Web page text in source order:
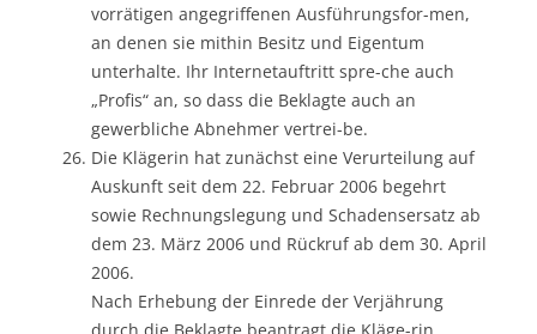
vorrätigen angegriffenen Ausführungsfor-men,
an denen sie mithin Besitz und Eigentum
unterhalte. Ihr Internetauftritt spre-che auch
„Profis“ an, so dass die Beklagte auch an
gewerbliche Abnehmer vertrei-be.
Die Klägerin hat zunächst eine Verurteilung auf
Auskunft seit dem 22. Februar 2006 begehrt
sowie Rechnungslegung und Schadensersatz ab
dem 23. März 2006 und Rückruf ab dem 30. April
2006.
Nach Erhebung der Einrede der Verjährung
durch die Beklagte beantragt die Kläge-rin